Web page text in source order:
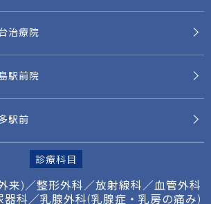
治療院
駅前院
駅前
診療科目
来)／整形外科／放射線科／血管外科
器科／乳腺外科(乳腺症・乳房の痛み)